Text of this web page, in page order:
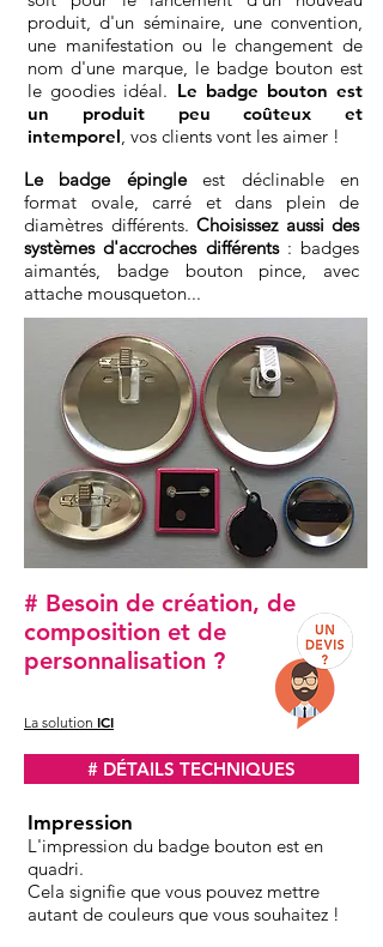
produit, d'un séminaire, une convention,
une manifestation ou le changement de
nom d'une marque, le badge bouton est
le goodies idéal. Le badge bouton est
un produit peu coûteux et
intemporel, vos clients vont les aimer !
Le badge épingleest déclinable en
format ovale, carré et dans plein de
diamètres différents. Choisissez aussi des
systèmes d'accroches différents: badges
aimantés, badge bouton pince, avec
attache mousqueton...
# Besoin de création, de
composition et de
personnalisation ?
La solution ICI
# DÉTAILS TECHNIQUES
Impression
L'impression du badge bouton est en
quadri.
Cela signifie que vous pouvez mettre
autant de couleurs que vous souhaitez !